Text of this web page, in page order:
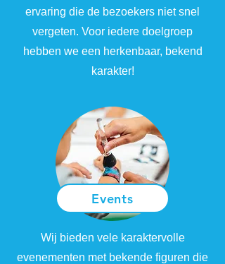
ervaring die de bezoekers niet snel
vergeten. Voor iedere doelgroep
hebben we een herkenbaar, bekend
karakter!
Events
Wij bieden vele karaktervolle
evenementen met bekende figuren die